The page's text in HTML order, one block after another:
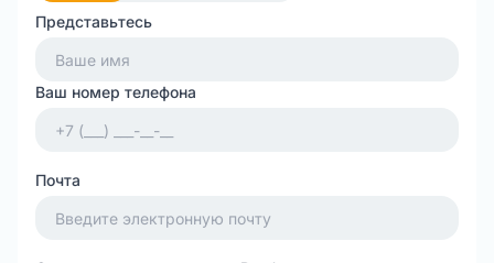
Представьтесь
Ваш номер телефона
Почта